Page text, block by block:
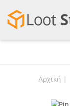
Αρχική